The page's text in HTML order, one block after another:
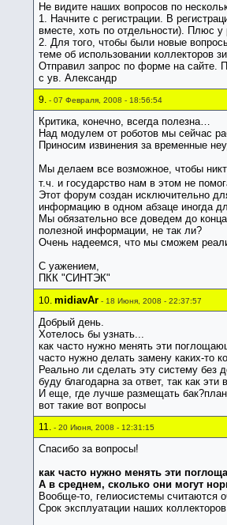
Не видите наших вопросов по
1. Начните с регистрации. В
вместе, хоть по отдельности). Плюс у
2. Для того, чтобы были новые
теме об использовании коллекторов
Отправил запрос по форме на сайте.
с ув. Александр
9. - 07 Февраля, 2008 - 18:56:54
Критика, конечно, всегда полезна…
Над модулем от роботов мы сейчас
Приносим извинения за временные
Мы делаем все возможное, чтобы
т.ч. и государство нам в этом не
Этот форум создан исключительно
информацию в одном абзаце иногда
Мы обязательно все доведем до
полезной информации, не так ли?
Очень надеемся, что мы сможем
С уажением,
ПКК "СИНТЭК"
10. midiavAr- 18 Июня, 2008 - 22:37:57
Добрый день.
Хотелось бы узнать...
как часто нужно менять эти
часто нужно делать замену каких-то
Реально ли сделать эту систему без
буду благодарна за ответ, так как
И еще, где лучше размещать
вот такие вот вопросы
11. - 20 Июня, 2008 - 12:31:15
Спасибо за вопросы!
как часто нужно менять эти
А в среднем, сколько они могут
Вообще-то, гелиосистемы считаются
Срок эксплуатации наших